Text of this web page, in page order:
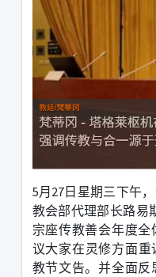
5月 27 日星期三下午
教会部代理部长路易
宗座传教善会年度
议大家在灵修方面
教节文告。并全面反